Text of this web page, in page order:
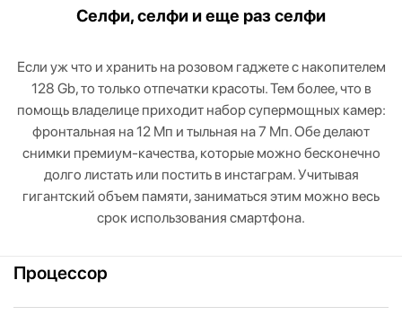
Селфи, селфи и еще раз селфи
Если уж что и хранить на розовом гаджете с накопителем
128 Gb, то только отпечатки красоты. Тем более, что в
помощь владелице приходит набор супермощных камер:
фронтальная на 12 Мп и тыльная на 7 Мп. Обе делают
снимки премиум-качества, которые можно бесконечно
долго листать или постить в инстаграм. Учитывая
гигантский объем памяти, заниматься этим можно весь
срок использования смартфона.
Процессор